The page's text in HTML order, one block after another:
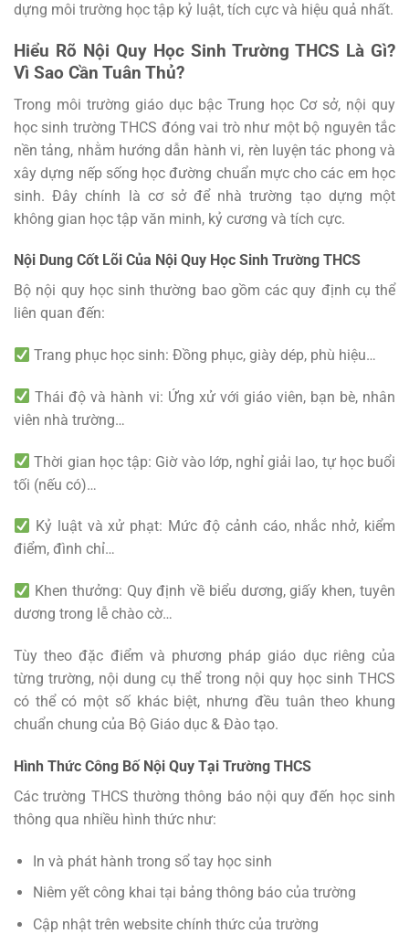
dựng môi trường học tập kỷ luật, tích cực và hiệu quả nhất.
Hiểu Rõ Nội Quy Học Sinh Trường THCS Là Gì?
Vì Sao Cần Tuân Thủ?
Trong môi trường giáo dục bậc Trung học Cơ sở, nội quy
học sinh trường THCS đóng vai trò như một bộ nguyên tắc
nền tảng, nhằm hướng dẫn hành vi, rèn luyện tác phong và
xây dựng nếp sống học đường chuẩn mực cho các em học
sinh. Đây chính là cơ sở để nhà trường tạo dựng một
không gian học tập văn minh, kỷ cương và tích cực.
Nội Dung Cốt Lõi Của Nội Quy Học Sinh Trường THCS
Bộ nội quy học sinh thường bao gồm các quy định cụ thể
liên quan đến:
Trang phục học sinh: Đồng phục, giày dép, phù hiệu…
Thái độ và hành vi: Ứng xử với giáo viên, bạn bè, nhân
viên nhà trường…
Thời gian học tập: Giờ vào lớp, nghỉ giải lao, tự học buổi
tối (nếu có)…
Kỷ luật và xử phạt: Mức độ cảnh cáo, nhắc nhở, kiểm
điểm, đình chỉ…
Khen thưởng: Quy định về biểu dương, giấy khen, tuyên
dương trong lễ chào cờ…
Tùy theo đặc điểm và phương pháp giáo dục riêng của
từng trường, nội dung cụ thể trong nội quy học sinh THCS
có thể có một số khác biệt, nhưng đều tuân theo khung
chuẩn chung của Bộ Giáo dục & Đào tạo.
Hình Thức Công Bố Nội Quy Tại Trường THCS
Các trường THCS thường thông báo nội quy đến học sinh
thông qua nhiều hình thức như:
In và phát hành trong sổ tay học sinh
Niêm yết công khai tại bảng thông báo của trường
Cập nhật trên website chính thức của trường